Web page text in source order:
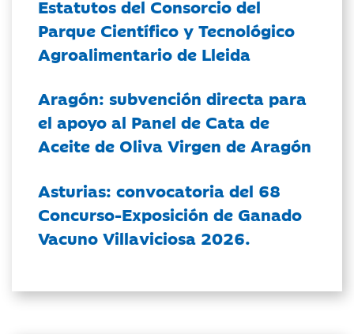
Estatutos del Consorcio del
Parque Científico y Tecnológico
Agroalimentario de Lleida
Aragón: subvención directa para
el apoyo al Panel de Cata de
Aceite de Oliva Virgen de Aragón
Asturias: convocatoria del 68
Concurso-Exposición de Ganado
Vacuno Villaviciosa 2026.